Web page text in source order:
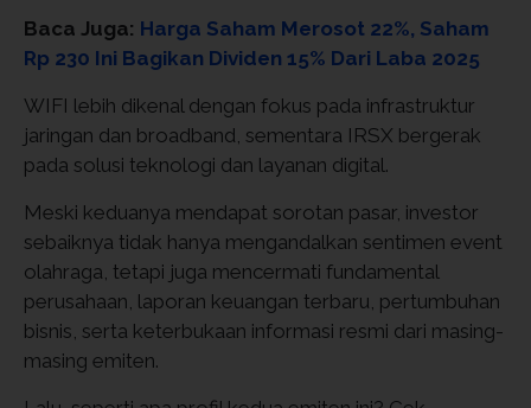
Baca Juga: Harga Saham Merosot 22%, Saham
Rp 230 Ini Bagikan Dividen 15% Dari Laba 2025
WIFI lebih dikenal dengan fokus pada infrastruktur
jaringan dan broadband, sementara IRSX bergerak
pada solusi teknologi dan layanan digital.
Meski keduanya mendapat sorotan pasar, investor
sebaiknya tidak hanya mengandalkan sentimen event
olahraga, tetapi juga mencermati fundamental
perusahaan, laporan keuangan terbaru, pertumbuhan
bisnis, serta keterbukaan informasi resmi dari masing-
masing emiten.